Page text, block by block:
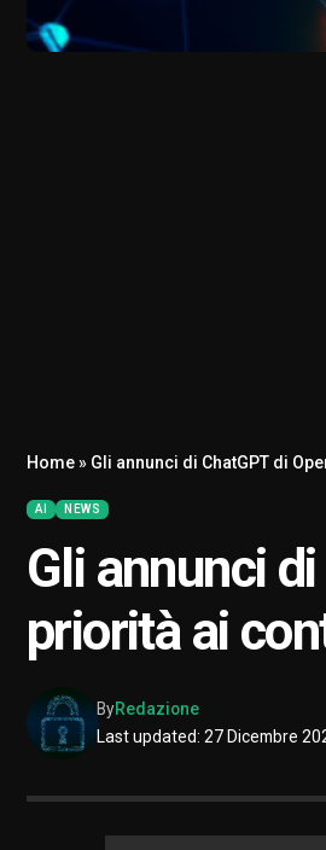
Home» Gli annunci di ChatGPT di
AI NEWS
Gli annunci
priorità ai
Last updated: 27 Dicembre
ByRedazione